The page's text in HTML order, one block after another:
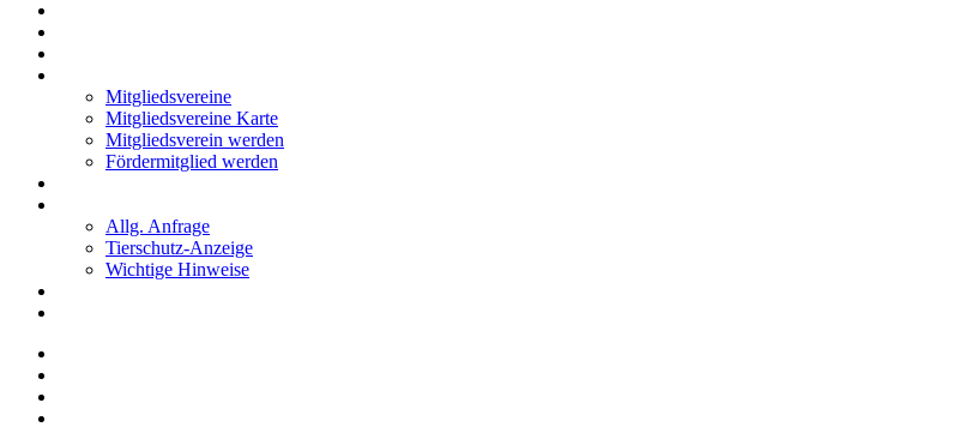
Mitgliedsvereine
Mitgliedsvereine Karte
Mitgliedsverein werden
Fördermitglied werden
Allg. Anfrage
Tierschutz-Anzeige
Wichtige Hinweise